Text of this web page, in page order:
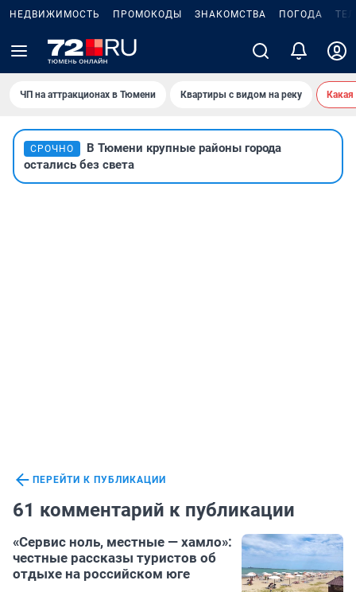
НЕДВИЖИМОСТЬ ПРОМОКОДЫ ЗНАКОМСТВА ПОГОДА
ЧП на аттракционах в Тюмени Квартиры с видом на реку
СРОЧНО
В Тюмени крупные районы города
остались без света
ПЕРЕЙТИ К ПУБЛИКАЦИИ
61 комментарий к публикации
«Сервис ноль, местные — хамло»:
честные рассказы туристов об
отдыхе на российском юге